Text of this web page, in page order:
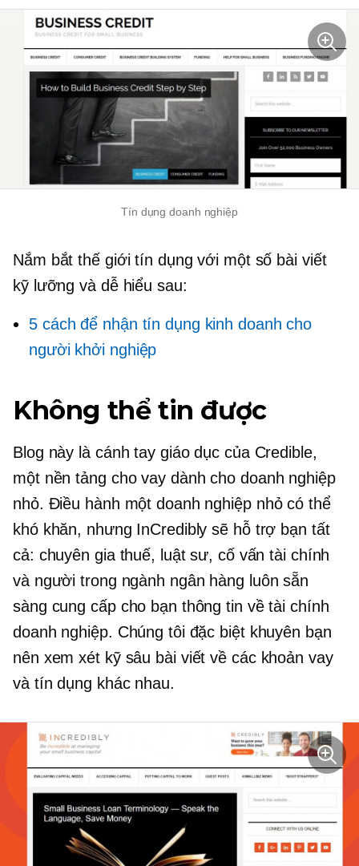
Tín dụng doanh nghiệp
Nắm bắt thế giới tín dụng với một số bài viết
kỹ lưỡng và dễ hiểu sau:
5 cách để nhận tín dụng kinh doanh cho
người khởi nghiệp
Không thể tin được
Blog này là cánh tay giáo dục của Credible,
một nền tảng cho vay dành cho doanh nghiệp
nhỏ. Điều hành một doanh nghiệp nhỏ có thể
khó khăn, nhưng InCredibly sẽ hỗ trợ bạn tất
cả: chuyên gia thuế, luật sư, cố vấn tài chính
và người trong ngành ngân hàng luôn sẵn
sàng cung cấp cho bạn thông tin về tài chính
doanh nghiệp. Chúng tôi đặc biệt khuyên bạn
nên xem xét kỹ sâu bài viết về các khoản vay
và tín dụng khác nhau.